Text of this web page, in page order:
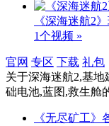
《深海迷航2
1个视频 »
官网 专区 下载 礼包
关于深海迷航2,基地
础电池,蓝图,救生舱
《无尽矿工》